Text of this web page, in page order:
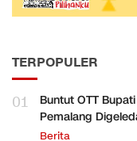
TERPOPULER
01
Buntut OTT
Pemalang
Berita